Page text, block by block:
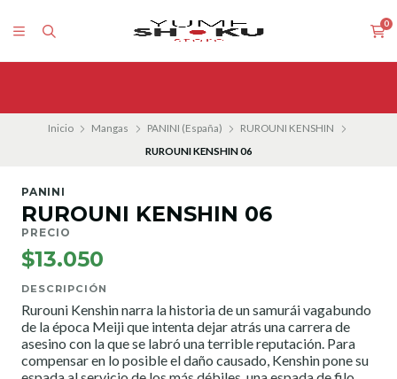
0
Inicio Mangas PANINI (España)
RUROUNI KENSHIN
RUROUNI KENSHIN 06
PANINI
RUROUNI KENSHIN 06
PRECIO
$13.050
DESCRIPCIÓN
Rurouni Kenshin narra la historia de un samurái vagabundo
de la época Meiji que intenta dejar atrás una carrera de
asesino con la que se labró una terrible reputación. Para
compensar en lo posible el daño causado, Kenshin pone su